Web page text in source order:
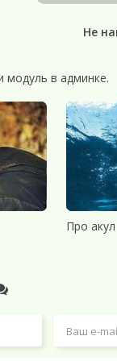
Не
модуль в админке.
Про акул